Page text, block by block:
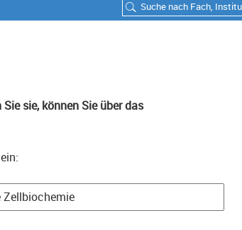
sie, können Sie über das